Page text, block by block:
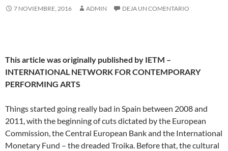
7 NOVIEMBRE, 2016 ADMIN DEJA UN COMENTARIO
This article was originally published by IETM –
INTERNATIONAL NETWORK FOR CONTEMPORARY
PERFORMING ARTS
Things started going really bad in Spain between 2008 and
2011, with the beginning of cuts dictated by the European
Commission, the Central European Bank and the International
Monetary Fund – the dreaded Troika. Before that, the cultural